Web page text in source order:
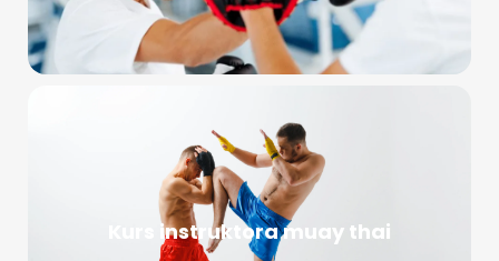
Kurs instruktora muay thai